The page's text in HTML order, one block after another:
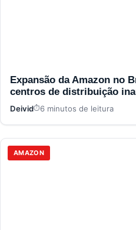
Expansão da Amazon no
centros de distribuição
Deivid 6 minutos de leitura
AMAZON